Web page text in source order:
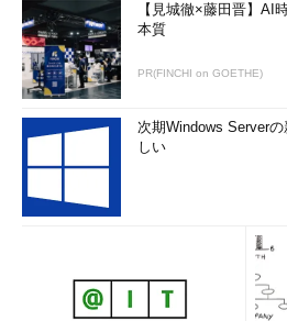
【見城徹×藤田晋】AI
本質
PR(FINCHI on GOETHE)
次期Windows Server
しい